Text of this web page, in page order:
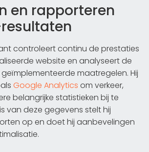
en rapporteren
controleert continu de prestaties
website en analyseert de
maatregelen. Hij
Google Analytics om verkeer,
belangrijke statistieken bij te
van deze gegevens stelt hij
op en doet hij aanbevelingen